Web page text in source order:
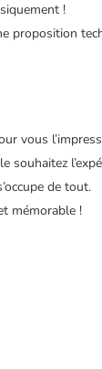
!
proposition
vous
souhaitez
de tout.
mémorable !